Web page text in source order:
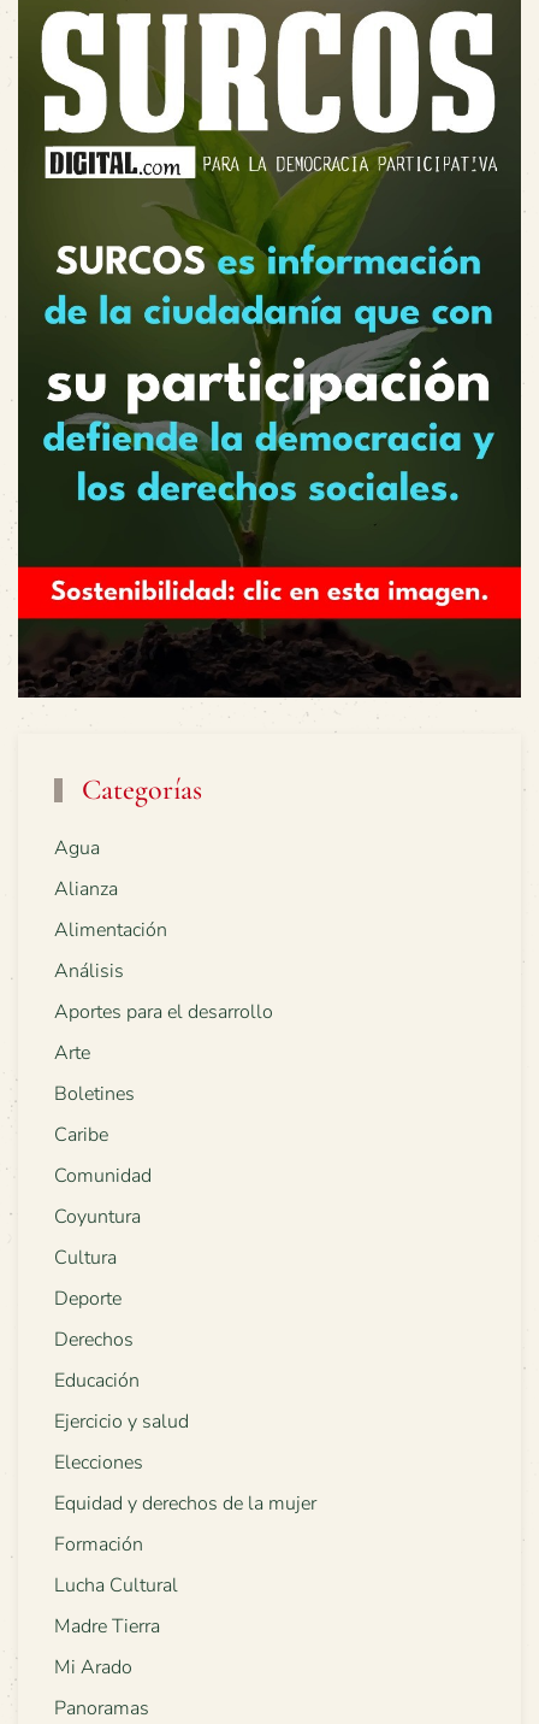
Categorías
Agua
Alianza
Alimentación
Análisis
Aportes para el desarrollo
Arte
Boletines
Caribe
Comunidad
Coyuntura
Cultura
Deporte
Derechos
Educación
Ejercicio y salud
Elecciones
Equidad y derechos de la mujer
Formación
Lucha Cultural
Madre Tierra
Mi Arado
Panoramas